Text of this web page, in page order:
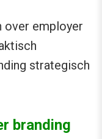
over employer
strategisch
branding